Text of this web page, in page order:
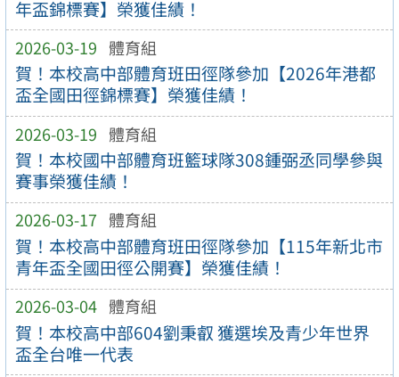
年盃錦標賽】榮獲佳績！
2026-03-19 體育組
賀！本校高中部體育班田徑隊參加【2026年港都
盃全國田徑錦標賽】榮獲佳績！
2026-03-19 體育組
賀！本校國中部體育班籃球隊308鍾弼丞同學參與
賽事榮獲佳績！
2026-03-17 體育組
賀！本校高中部體育班田徑隊參加【115年新北市
青年盃全國田徑公開賽】榮獲佳績！
2026-03-04 體育組
賀！本校高中部604劉秉叡 獲選埃及青少年世界
盃全台唯一代表